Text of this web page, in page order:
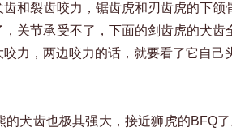
和裂齿咬力，锯齿虎和刃齿虎的下
关节承受不了，下面的剑齿虎的犬
力，两边咬力的话，就要看了它自
犬齿也极其强大，接近狮虎的BFQ